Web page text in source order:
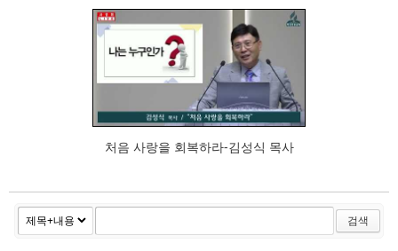
74
처음 사랑을 회복하라-김성식 목사
검색